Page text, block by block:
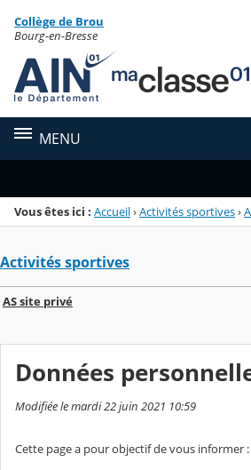
Menu de la rubrique
Contenu
Collège de Brou
Bourg-en-Bresse
MENU
Vous êtes ici : Accueil›Activités sportives›
Activités sportives
AS site privé
Données
Modifiée le mardi 22 juin 2021 10:59
Cette page a pour objectif de vous informer :